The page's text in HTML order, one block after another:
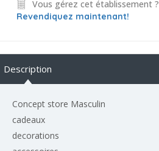
Vous gérez cet établissement ?
Revendiquez maintenant!
Description
Concept store Masculin
cadeaux
decorations